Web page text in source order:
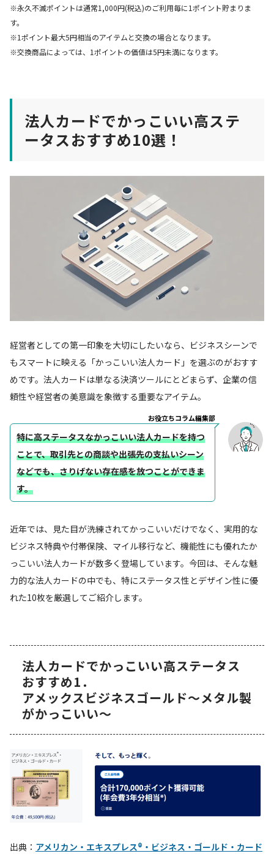
※永久不滅ポイントは通常1,000円(税込)のご利用毎に1ポイント貯まりま
す。
※1ポイント最大5円相当のアイテムと交換の場合となります。
※交換商品によっては、1ポイントの価値は5円未満になります。
法人カードでかっこいい高ステ
ータスおすすめ10選！
経営者としての第一印象を大切にしたいなら、ビジネスシーンで
もスマートに映える「かっこいい法人カード」を選ぶのがおすす
めです。法人カードは単なる決済ツールにとどまらず、企業の信
頼性や経営者の美意識を象徴する重要なアイテム。
お役立ちコラム編集部
特に高ステータスなかっこいい法人カードを持つ
ことで、取引先との商談や出張先の支払いシーン
などでも、さりげない存在感を放つことができま
す。
近年では、見た目が洗練されてかっこいいだけでなく、実用的な
ビジネス特典や付帯保険、マイル移行など、機能性にも優れたか
っこいい法人カードが数多く登場しています。今回は、そんな魅
力的な法人カードの中でも、特にステータス性とデザイン性に優
れた10枚を厳選してご紹介します。
法人カードでかっこいい高ステータス
おすすめ1．
アメックスビジネスゴールド～メタル製
がかっこいい～
出典： アメリカン・エキスプレス®・ビジネス・ゴールド・カード